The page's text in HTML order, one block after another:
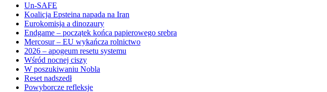
Un-SAFE
Koalicja Epsteina napada na Iran
Eurokomisja a dinozaury
Endgame – początek końca papierowego srebra
Mercosur – EU wykańcza rolnictwo
2026 – apogeum resetu systemu
Wśród nocnej ciszy
W poszukiwaniu Nobla
Reset nadszedł
Powyborcze refleksje